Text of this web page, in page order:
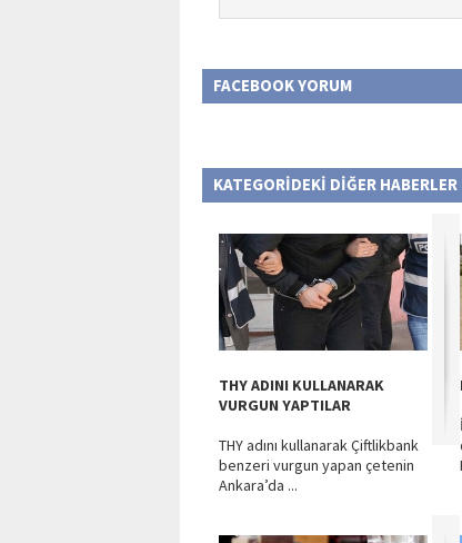
FACEBOOK YORUM
KATEGORİDEKİ DİĞER HABERLER
THY ADINI KULLANARAK
VURGUN YAPTILAR
THY adını kullanarak Çiftlikbank
benzeri vurgun yapan çetenin
Ankara’da ...